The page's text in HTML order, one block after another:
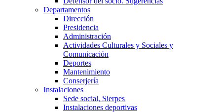
Departamentos
Dirección
Presidencia
Administración
Actividades Culturales y Sociales y
Comunicación
Deportes
Mantenimiento
Conserjería
Instalaciones
Sede social, Sierpes
Instalaciones deportivas